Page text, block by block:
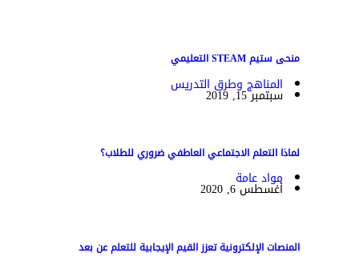
منحى ستيم STEAM التعليمي
المناهج وطرق التدريس
سبتمبر 15, 2019
لماذا التعلم الاجتماعي العاطفي ضروري للطلاب؟
مواد عامة
أغسطس 6, 2020
المنصات الإلكترونية تعزز القيم الإيجابية للتعلم عن بعد